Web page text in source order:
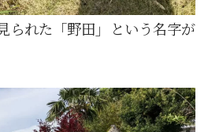
られた「野田」という名字が